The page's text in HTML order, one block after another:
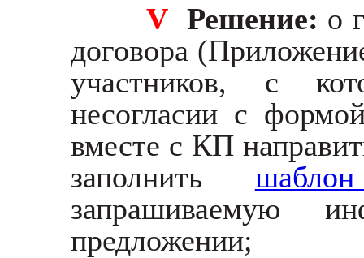
V Решение: о
договора
участников, с
несогласии с
вместе с КП
заполнить
запрашиваемую
предложении;